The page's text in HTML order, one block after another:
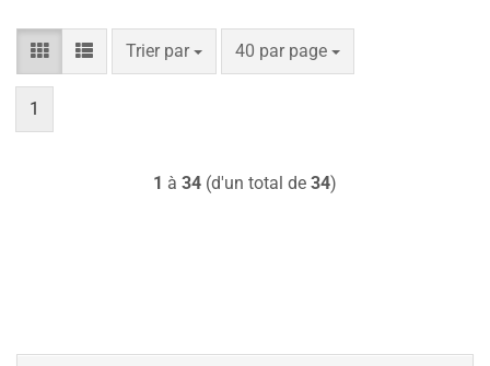
Trier par
Trier par 40 par page
par page
1
1 à 34 (d'un total de 34)